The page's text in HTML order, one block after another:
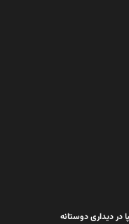
در دیداری دوستانه